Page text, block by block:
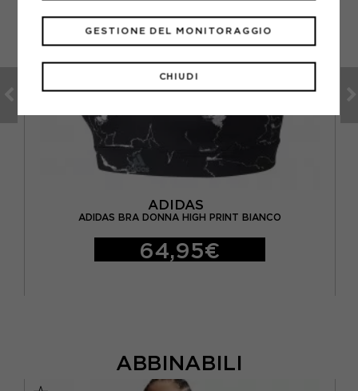
ADIDAS
ADIDAS BRA DONNA HIGH PRINT BIANCO
64,95€
ABBINABILI
CHIUDI
GESTIONE DEL MONITORAGGIO